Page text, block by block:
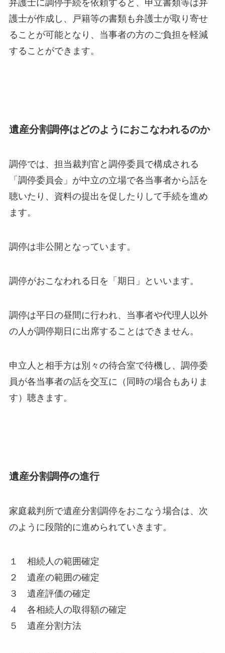
弁護士に調停手続を依頼すると、申立書類等は弁
護士が作成し、戸籍等の書類も弁護士が取り寄せ
ることが可能となり、当事者の方のご負担を軽減
することができます。
遺産分割調停はどのようにおこなわれるのか
調停では、担当裁判官と調停委員で構成される
「調停委員会」が中立の立場で各当事者から話を
聴いたり、資料の提出を促したりして手続を進め
ます。
調停は非公開となっています。
調停がおこなわれる日を「期日」といいます。
調停は平日の昼間に行われ、当事者や代理人以外
の人が調停期日に出席することはできません。
申立人と相手方は別々の待合室で待機し、調停委
員が各当事者の話を交互に（同時の場合もありま
す）聴きます。
遺産分割調停の進行
家庭裁判所で遺産分割調停をおこなう場合は、次
のように段階的に進められていきます。
１ 相続人の範囲確定
２ 遺産の範囲の確定
３ 遺産評価の確定
４ 各相続人の取得額の確定
５ 遺産分割方法